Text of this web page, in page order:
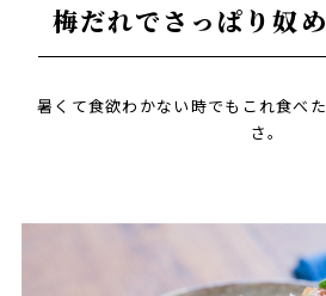
梅だれでさっぱり奴
暑くて食欲わかない時でもこれ食べ
さ。